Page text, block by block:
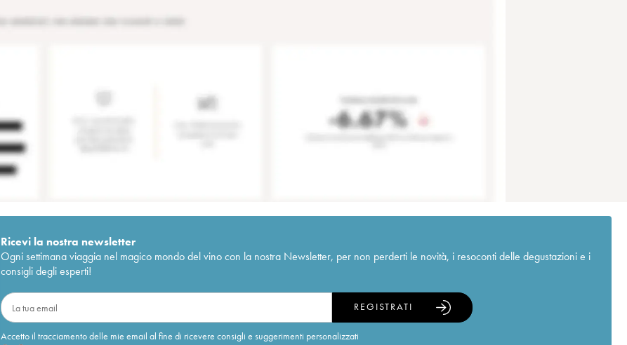
Ricevi la nostra newsletter
Ogni settimana viaggia nel magico mondo del vino con la nostra Newsletter, per non perderti le novità, i resoconti delle degustazioni e i
consigli degli esperti!
Accetto il tracciamento delle mie email al fine di ricevere consigli e suggerimenti personalizzati
REGISTRATI